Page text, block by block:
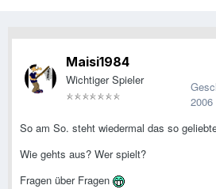
Maisi1984
Wichtiger Spieler
2006
So am So. steht wiedermal das so
Wie gehts aus? Wer spielt?
Fragen über Fragen